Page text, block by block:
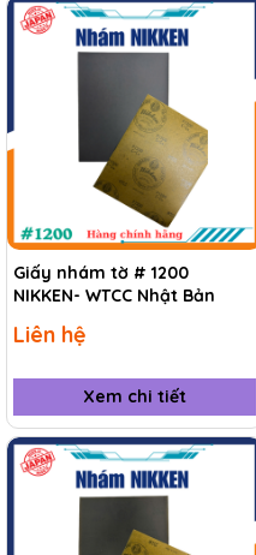
Giấy nhám tờ # 1200
NIKKEN- WTCC Nhật Bản
Liên hệ
Xem chi tiết